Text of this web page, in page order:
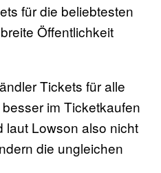
für die beliebtesten
Öffentlichkeit
Tickets für alle
im Ticketkaufen
laut Lowson also nicht
die ungleichen